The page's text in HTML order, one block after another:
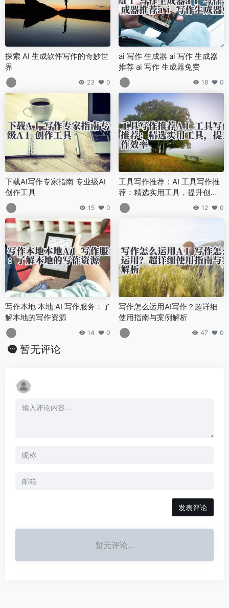
探索 AI 生成软件写作的奇妙世
界
23 0
ai 写作 生成器 ai 写作 生成器
推荐 ai 写作 生成器免费
18 0
下载AI写作专家指南 专业级AI
创作工具
15 0
工具写作推荐：AI 工具写作推
荐：精选实用工具，提升创作
效率
12 0
写作本地 本地 AI 写作服务：了
解本地的写作资源
14 0
写作怎么运用AI写作？超详细
使用指南与案例解析
47 0
暂无评论
发表评论
暂无评论...